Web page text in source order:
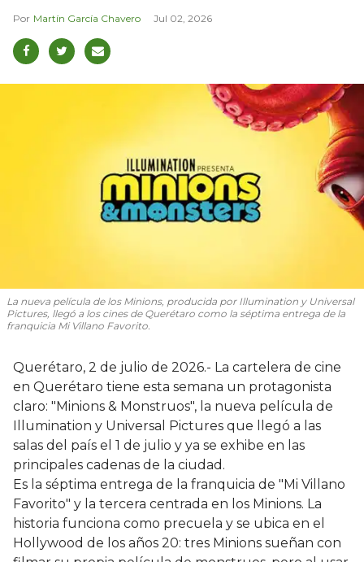
Martín García Chavero Jul 02, 2026
La nueva película de los Minions, producida por Illumination y Universal
Pictures, llegó a los cines de Querétaro como la séptima entrega de la
franquicia Mi Villano Favorito.
Querétaro, 2 de julio de 2026.- La cartelera de cine
en Querétaro tiene esta semana un protagonista
claro: "Minions & Monstruos", la nueva película de
Illumination y Universal Pictures que llegó a las
salas del país el 1 de julio y ya se exhibe en las
principales cadenas de la ciudad.
Es la séptima entrega de la franquicia de "Mi Villano
Favorito" y la tercera centrada en los Minions. La
historia funciona como precuela y se ubica en el
Hollywood de los años 20: tres Minions sueñan con